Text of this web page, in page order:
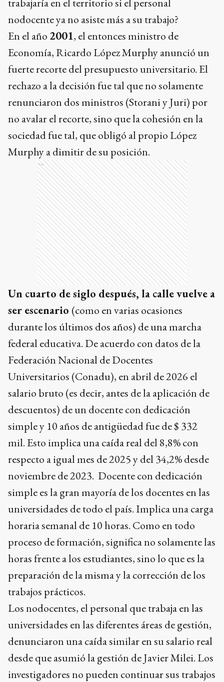
nodocente ya no asiste más a su trabajo?
En el año 2001, el entonces ministro de
Economía, Ricardo López Murphy anunció un
fuerte recorte del presupuesto universitario. El
rechazo a la decisión fue tal que no solamente
renunciaron dos ministros (Storani y Juri) por
no avalar el recorte, sino que la cohesión en la
sociedad fue tal, que obligó al propio López
Murphy a dimitir de su posición.
Ads
Un cuarto de siglo después, la calle vuelve a
ser escenario (como en varias ocasiones
durante los últimos dos años) de una marcha
federal educativa. De acuerdo con datos de la
Federación Nacional de Docentes
Universitarios (Conadu), en abril de 2026 el
salario bruto (es decir, antes de la aplicación de
descuentos) de un docente con dedicación
simple y 10 años de antigüedad fue de $ 332
mil. Esto implica una caída real del 8,8% con
respecto a igual mes de 2025 y del 34,2% desde
noviembre de 2023. Docente con dedicación
simple es la gran mayoría de los docentes en las
universidades de todo el país. Implica una carga
horaria semanal de 10 horas. Como en todo
proceso de formación, significa no solamente las
horas frente a los estudiantes, sino lo que es la
preparación de la misma y la corrección de los
trabajos prácticos.
Los nodocentes, el personal que trabaja en las
universidades en las diferentes áreas de gestión,
denunciaron una caída similar en su salario real
desde que asumió la gestión de Javier Milei. Los
investigadores no pueden continuar sus trabajos